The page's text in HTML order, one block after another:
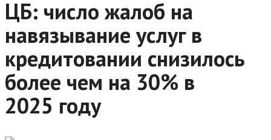
ЦБ: число жалоб на
навязывание услуг в
кредитовании снизилось
более чем на 30% в
2025 году